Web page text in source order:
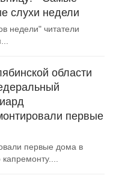
слухи недели
недели" читатели
области
первые
первые дома в